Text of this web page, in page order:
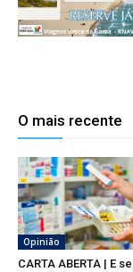
O mais recente
Opinião
CARTA ABERTA | E se